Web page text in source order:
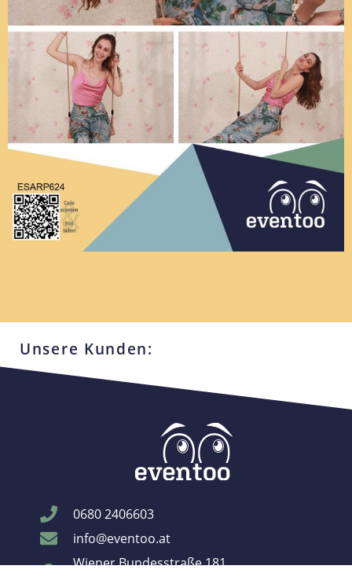
Unsere Kunden:
0680 2406603
info@eventoo.at
Wiener Bundesstraße 181